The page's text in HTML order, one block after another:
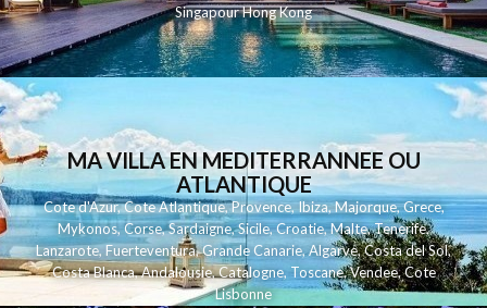
SingapourHong Kong
MA VILLA EN MEDITERRANNEE OU
ATLANTIQUE
Cote d'Azur,Cote Atlantique,Provence,Ibiza,Majorque,Grece,
Mykonos,Corse,Sardaigne,Sicile,Croatie,Malte,Tenerife,
Lanzarote,Fuerteventura,Grande Canarie,Algarve,Costa del Sol,
Costa Blanca,Andalousie,Catalogne,Toscane,Vendee,Cote
Lisbonne